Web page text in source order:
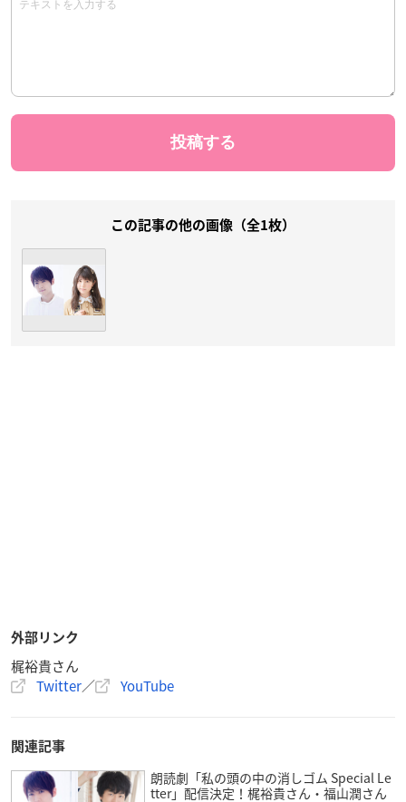
この記事の他の画像（全1枚）
外部リンク
梶裕貴さん
Twitter／ YouTube
関連記事
朗読劇「私の頭の中の消しゴム Special Le
tter」配信決定！梶裕貴さん・福山潤さん